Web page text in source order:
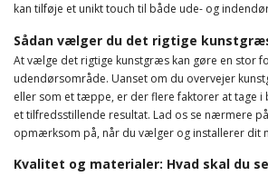
kan tilføje et unikt touch til både ude- og
Sådan vælger du det rigtige
At vælge det rigtige kunstgræs kan gøre en stor
udendørsområde. Uanset om du overvejer
eller som et tæppe, er der flere faktorer at tage i
et tilfredsstillende resultat. Lad os se nærmere
opmærksom på, når du vælger og installerer dit
Kvalitet og materialer: Hvad skal du